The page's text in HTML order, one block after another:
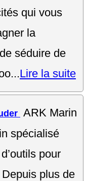
qui vous
la
séduire de
Lire la suite
ARK Marin
spécialisé
pour
plus de